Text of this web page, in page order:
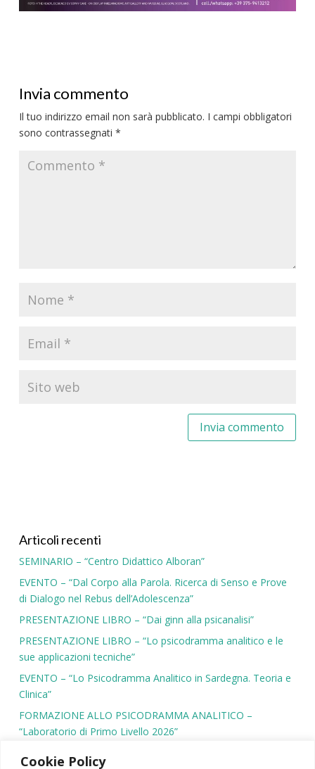
Cookie Policy
Invia commento
Il tuo indirizzo email non sarà pubblicato. I campi obbligatori
sono contrassegnati *
Articoli recenti
SEMINARIO – “Centro Didattico Alboran”
EVENTO – “Dal Corpo alla Parola. Ricerca di Senso e Prove
di Dialogo nel Rebus dell’Adolescenza”
PRESENTAZIONE LIBRO – “Dai ginn alla psicanalisi”
PRESENTAZIONE LIBRO – “Lo psicodramma analitico e le
sue applicazioni tecniche”
EVENTO – “Lo Psicodramma Analitico in Sardegna. Teoria e
Clinica”
FORMAZIONE ALLO PSICODRAMMA ANALITICO –
“Laboratorio di Primo Livello 2026”